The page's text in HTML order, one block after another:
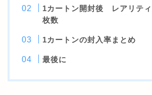
1カートン開封後 レアリテ
枚数
1カートンの封入率まとめ
最後に